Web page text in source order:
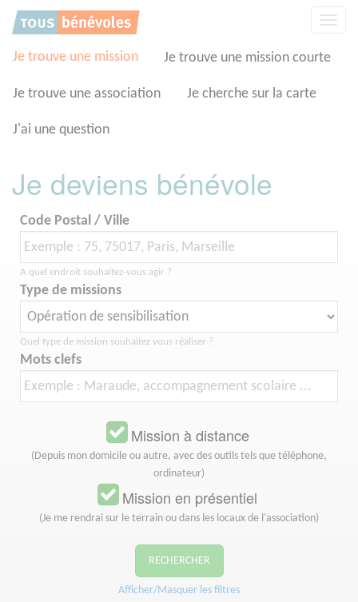
Je trouve une mission Je trouve une mission courte
Je trouve une association Je cherche sur la carte
J'ai une question
Je deviens bénévole
Code Postal / Ville
A quel endroit souhaitez-vous agir ?
Type de missions
Quel type de mission souhaitez vous réaliser ?
Mots clefs
Mission à distance
(Depuis mon domicile ou autre, avec des outils tels que téléphone,
ordinateur)
Mission en présentiel
(Je me rendrai sur le terrain ou dans les locaux de l'association)
RECHERCHER
Afficher/Masquer les filtres
Panneau de gestion des cookies